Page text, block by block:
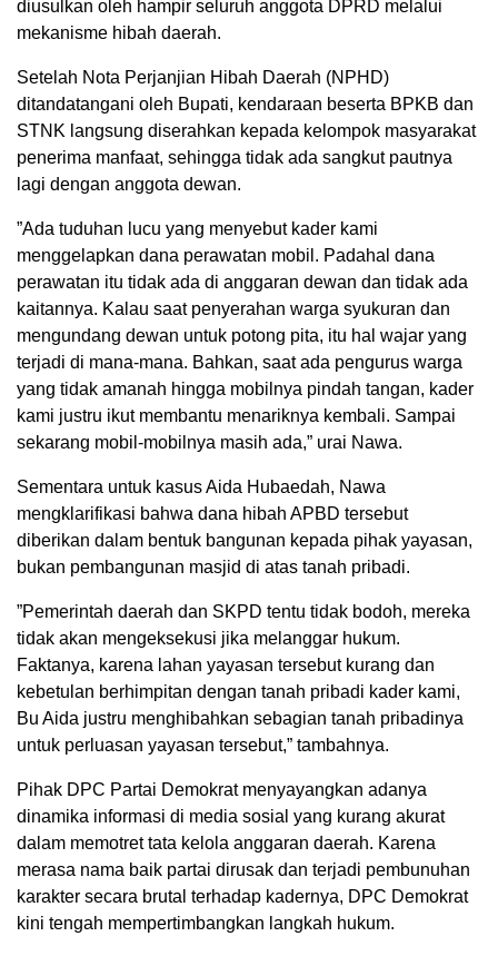
diusulkan oleh hampir seluruh anggota DPRD melalui
mekanisme hibah daerah.
​Setelah Nota Perjanjian Hibah Daerah (NPHD)
ditandatangani oleh Bupati, kendaraan beserta BPKB dan
STNK langsung diserahkan kepada kelompok masyarakat
penerima manfaat, sehingga tidak ada sangkut pautnya
lagi dengan anggota dewan.
​”Ada tuduhan lucu yang menyebut kader kami
menggelapkan dana perawatan mobil. Padahal dana
perawatan itu tidak ada di anggaran dewan dan tidak ada
kaitannya. Kalau saat penyerahan warga syukuran dan
mengundang dewan untuk potong pita, itu hal wajar yang
terjadi di mana-mana. Bahkan, saat ada pengurus warga
yang tidak amanah hingga mobilnya pindah tangan, kader
kami justru ikut membantu menariknya kembali. Sampai
sekarang mobil-mobilnya masih ada,” urai Nawa.
​Sementara untuk kasus Aida Hubaedah, Nawa
mengklarifikasi bahwa dana hibah APBD tersebut
diberikan dalam bentuk bangunan kepada pihak yayasan,
bukan pembangunan masjid di atas tanah pribadi.
​”Pemerintah daerah dan SKPD tentu tidak bodoh, mereka
tidak akan mengeksekusi jika melanggar hukum.
Faktanya, karena lahan yayasan tersebut kurang dan
kebetulan berhimpitan dengan tanah pribadi kader kami,
Bu Aida justru menghibahkan sebagian tanah pribadinya
untuk perluasan yayasan tersebut,” tambahnya.
​Pihak DPC Partai Demokrat menyayangkan adanya
dinamika informasi di media sosial yang kurang akurat
dalam memotret tata kelola anggaran daerah. Karena
merasa nama baik partai dirusak dan terjadi pembunuhan
karakter secara brutal terhadap kadernya, DPC Demokrat
kini tengah mempertimbangkan langkah hukum.